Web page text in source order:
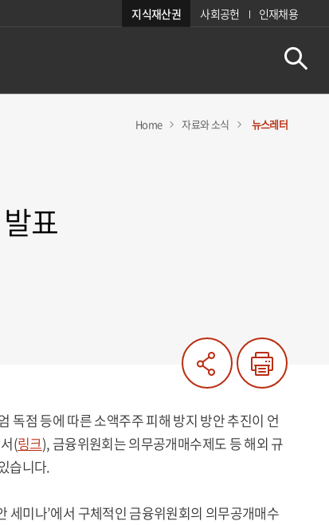
지식재산권 사회공헌 인재채용
Home 자료와 소식 뉴스레터
표
독점 등에 따른 소액주주 피해 방지 방안 추진이 언
(링크), 금융위원회는 의무공개매수제도 등 해외 규
습니다.
세미나’에서 구체적인 금융위원회의 의무공개매수